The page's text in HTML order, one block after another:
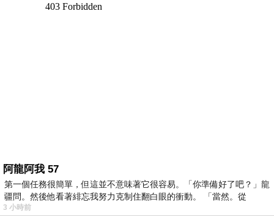
阿龍阿我 57
第一個任務很簡單，但這並不意味著它很容易。「你準備好了吧？」龍
疆問。然後他看著緋忘我努力克制住翻白眼的衝動。 「當然。從
3 小時前